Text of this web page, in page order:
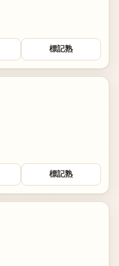
標記熟
標記熟